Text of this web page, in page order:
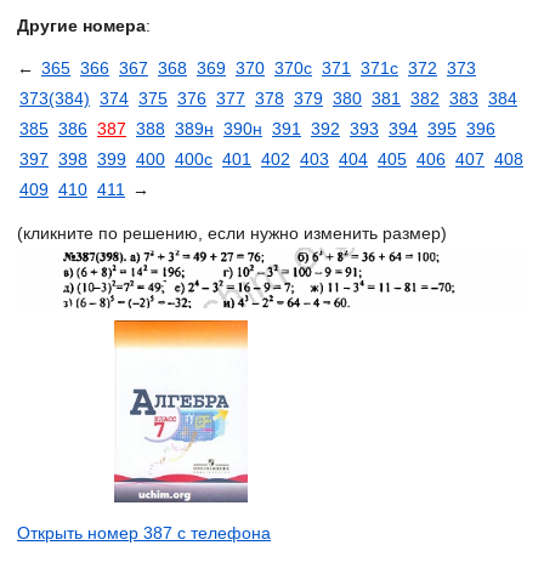
Другие номера:
← 365 366 367 368 369 370 370с 371 371с 372 373
373(384) 374 375 376 377 378 379 380 381 382 383 384
385 386 387 388 389н 390н 391 392 393 394 395 396
397 398 399 400 400с 401 402 403 404 405 406 407 408
409 410 411 →
(кликните по решению, если нужно изменить размер)
Открыть номер 387 с телефона